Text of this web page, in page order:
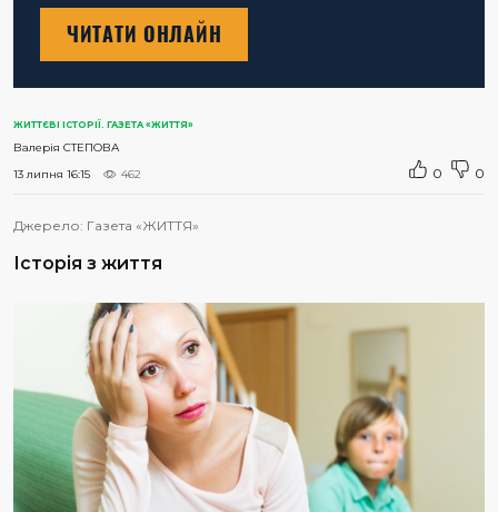
ЧИТАТИ ОНЛАЙН
ЖИТТЄВІ ІСТОРІЇ. ГАЗЕТА «ЖИТТЯ»
Валерія СТЕПОВА
13 липня 16:15
462 0 0
Джерело: Газета «ЖИТТЯ»
Історія з життя